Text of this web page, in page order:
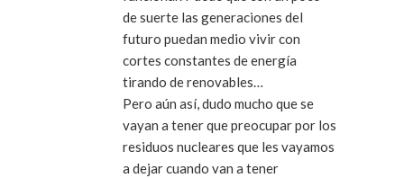
de suerte las generaciones del
futuro puedan medio vivir con
cortes constantes de energía
tirando de renovables…
Pero aún así, dudo mucho que se
vayan a tener que preocupar por los
residuos nucleares que les vayamos
a dejar cuando van a tener